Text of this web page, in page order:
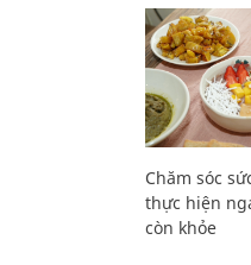
Chăm sóc
thực hiện
còn khỏe